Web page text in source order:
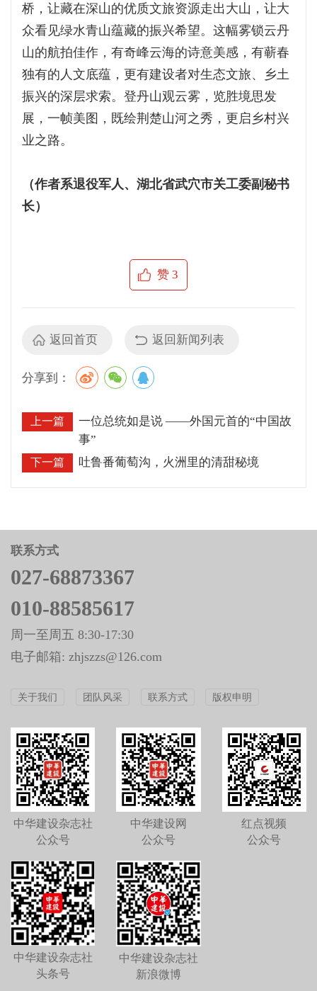
桥，让藏在深山的优质文旅资源走出大山，让大
众看见绿水青山蕴藏的振兴希望。这幅雾锁云丹
山的航拍佳作，有奇峰云海的诗意美感，有蕲春
独有的人文底蕴，更有建设者对生态文旅、乡土
振兴的深层求索。登丹山观云雾，览胜境思发
展，一帧美图，既绘荆楚山河之秀，更启乡村兴
业之路。
（作者系退役军人、湖北省武穴市关工委副秘书
长）
赞3
返回首页 返回新闻列表
分享到：
上一篇
一位总统如是说 ——外国元首的“中国故
事”
下一篇 吐鲁番葡萄沟，火洲里的清甜秘境
联系方式
027-68873367
010-88585617
周一至周五 8:30-17:30
电子邮箱: zhjszzs@126.com
关于我们 团队风采 联系方式 版权申明
中华建设杂志社
公众号
中华建设网
公众号
红点视频
公众号
中华建设杂志社
头条号
中华建设杂志社
新浪微博